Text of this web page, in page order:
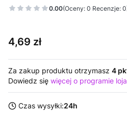
0.00(Oceny: 0 Recenzje:
Cena
4,69 zł
Za zakup produktu otrzymasz 4
Dowiedz się więcej o programie
Czas wysyłki:24h